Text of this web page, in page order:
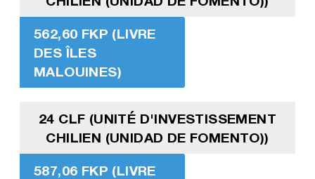
562,60 FKP (LIVRE
DES ÎLES
MALOUINES)
24 CLF (UNITÉ D'INVESTISSEMENT
CHILIEN (UNIDAD DE FOMENTO))
587,06 FKP (LIVRE